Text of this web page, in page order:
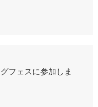
フェスに参加しま